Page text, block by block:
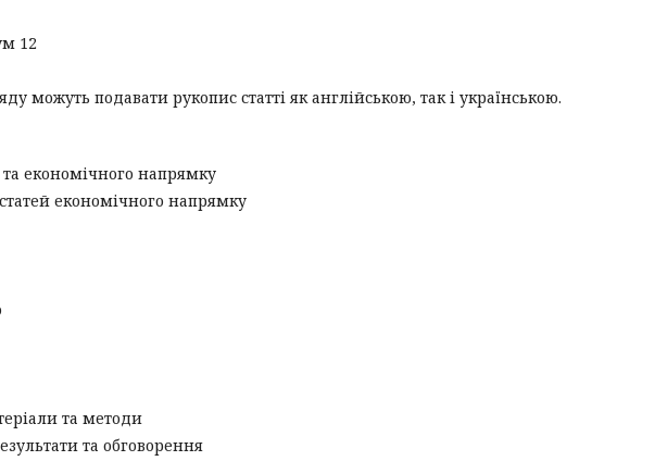
12
можуть подавати рукопис статті як англійською, так і українською.
економічного напрямку
економічного напрямку
та методи
та обговорення